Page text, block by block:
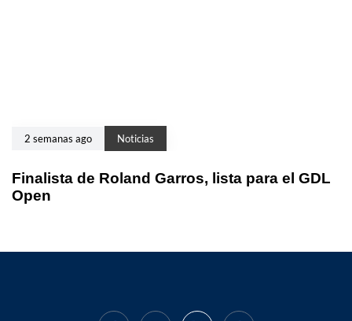
2 semanas ago Noticias
Finalista de Roland Garros, lista para el GDL
Open